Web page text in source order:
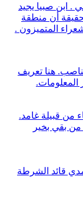
. ابن صبيا يجيد
أن منطقة
المتميزون .
هنا تعريف
من قبيلة غامد.
من بقي بخير
قائد الشرطة